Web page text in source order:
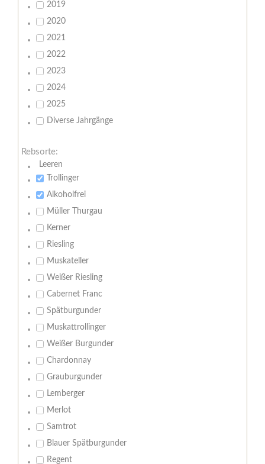
2019
2020
2021
2022
2023
2024
2025
Diverse Jahrgänge
Rebsorte:
Leeren
Trollinger
Alkoholfrei
Müller Thurgau
Kerner
Riesling
Muskateller
Weißer Riesling
Cabernet Franc
Spätburgunder
Muskattrollinger
Weißer Burgunder
Chardonnay
Grauburgunder
Lemberger
Merlot
Samtrot
Blauer Spätburgunder
Regent